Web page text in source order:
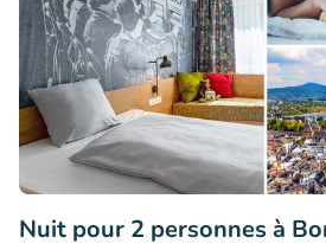
Nuit pour 2 personnes à